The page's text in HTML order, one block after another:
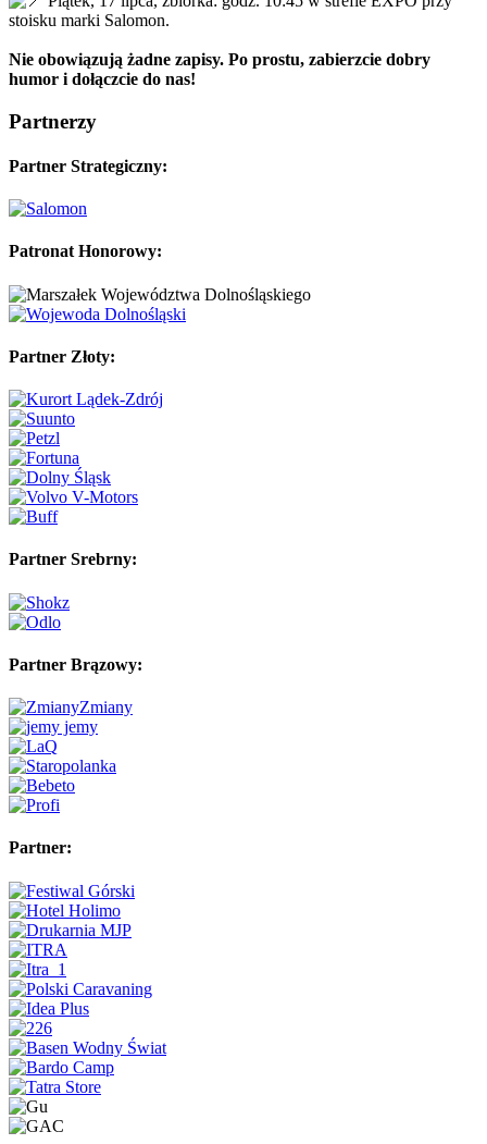
stoisku marki Salomon.
Nie obowiązują żadne zapisy. Po prostu, zabierzcie dobry
humor i dołączcie do nas!
Partnerzy
Partner Strategiczny:
Patronat Honorowy:
Partner Złoty:
Partner Srebrny:
Partner Brązowy:
Partner: